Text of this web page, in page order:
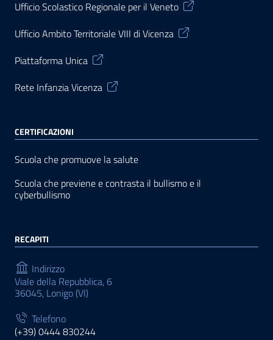
Ufficio Scolastico Regionale per il Veneto
Ufficio Ambito Territoriale VIII di Vicenza
Piattaforma Unica
Rete Infanzia Vicenza
CERTIFICAZIONI
Scuola che promuove la salute
Scuola che previene e contrasta il bullismo e il
cyberbullismo
RECAPITI
Indirizzo
Viale della Repubblica, 6
36045, Lonigo (VI)
Telefono
(+39) 0444 830244